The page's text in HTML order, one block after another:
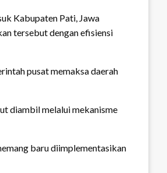
Kabupaten Pati, Jawa
tersebut dengan efisiensi
pusat memaksa daerah
diambil melalui mekanisme
baru diimplementasikan